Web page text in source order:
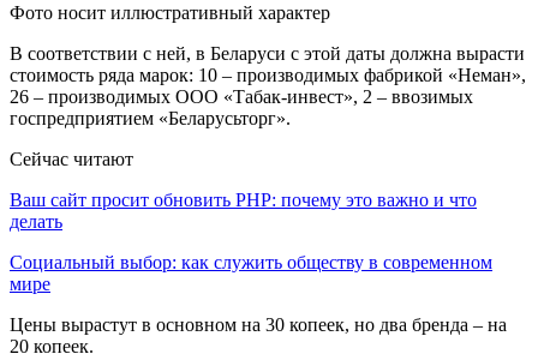
Фото носит иллюстративный характер
В соответствии с ней, в Беларуси с этой даты должна вырасти
стоимость ряда марок: 10 – производимых фабрикой «Неман»,
26 – производимых ООО «Табак-инвест», 2 – ввозимых
госпредприятием «Беларусьторг».
Сейчас читают
Ваш сайт просит обновить PHP: почему это важно и что
делать
Социальный выбор: как служить обществу в современном
мире
Цены вырастут в основном на 30 копеек, но два бренда – на
20 копеек.